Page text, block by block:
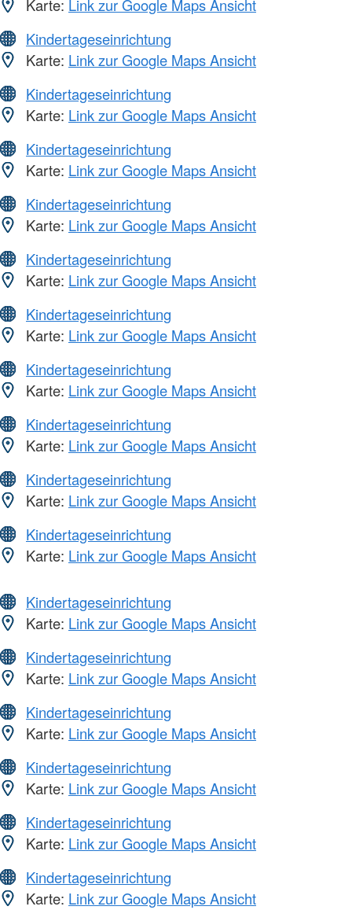
Karte: Link zur Google Maps Ansicht
Kindertageseinrichtung
Karte: Link zur Google Maps Ansicht
Kindertageseinrichtung
Karte: Link zur Google Maps Ansicht
Kindertageseinrichtung
Karte: Link zur Google Maps Ansicht
Kindertageseinrichtung
Karte: Link zur Google Maps Ansicht
Kindertageseinrichtung
Karte: Link zur Google Maps Ansicht
Kindertageseinrichtung
Karte: Link zur Google Maps Ansicht
Kindertageseinrichtung
Karte: Link zur Google Maps Ansicht
Kindertageseinrichtung
Karte: Link zur Google Maps Ansicht
Kindertageseinrichtung
Karte: Link zur Google Maps Ansicht
Kindertageseinrichtung
Karte: Link zur Google Maps Ansicht
Kindertageseinrichtung
Karte: Link zur Google Maps Ansicht
Kindertageseinrichtung
Karte: Link zur Google Maps Ansicht
Kindertageseinrichtung
Karte: Link zur Google Maps Ansicht
Kindertageseinrichtung
Karte: Link zur Google Maps Ansicht
Kindertageseinrichtung
Karte: Link zur Google Maps Ansicht
Kindertageseinrichtung
Karte: Link zur Google Maps Ansicht